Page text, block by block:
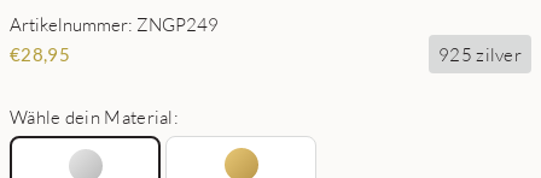
Artikelnummer: ZNGP249
€28,95 925 zilver
Wähle dein Material: